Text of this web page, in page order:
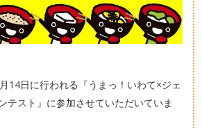
14日に行われる『うまっ！いわて×ジェ
テスト』に参加させていただいていま